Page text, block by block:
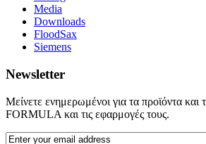
Media
Downloads
FloodSax
Siemens
Newsletter
Μείνετε ενημερωμένοι για τα προϊόντα και
FORMULA και τις εφαρμογές τους.